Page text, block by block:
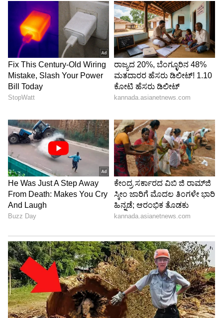
ಕೂದಲಿನ ಉದ್ದ ಮತ್ತು ತುದಿಗಳಿಗೂ ಎಣ್ಣೆ ಹಚ್ಚಿ:ನೆತ್ತಿಯ
ಭಾಗಕ್ಕೆ ಮಾತ್ರವಲ್ಲದೆ, ಕೂದಲಿನ ಉದ್ದ ಮತ್ತು ತುದಿಗಳಿಗೂ
ಎಣ್ಣೆ ಹಚ್ಚಿ. ಇದು ಶುಷ್ಕತೆ ಮತ್ತು ಸೀಳಿದ ತುದಿಗಳ
ಸಮಸ್ಯೆಯನ್ನು ಕಡಿಮೆ ಮಾಡುತ್ತದೆ.
ಎಣ್ಣೆ ಹಚ್ಚಿದ ನಂತರ ಏನು ಮಾಡಬೇಕು?
ರಾತ್ರಿ ಎಣ್ಣೆ ಹಚ್ಚಿದ್ದರೆ, ನಿಮ್ಮ ಕೂದಲನ್ನು ತಿಳಿ ರೇಷ್ಮೆ
ಬಟ್ಟೆಯಿಂದ ಕವರ್ ಮಾಡಿ ಅಥವಾ ಶವರ್ ಕ್ಯಾಪ್ ಧರಿಸಿ.
ಹಗಲಿನಲ್ಲಿ ಹಚ್ಚಿದ್ದರೆ, ಕನಿಷ್ಠ 1-2 ಗಂಟೆಗಳ ಕಾಲ ಹಾಗೆಯೇ
ಬಿಡಿ.
ಹೆಚ್ಚಿನ ಜನರಿಗೆ ವಾರಕ್ಕೆ 1 ರಿಂದ 2 ಬಾರಿ ಎಣ್ಣೆ ಹಚ್ಚುವುದು
ಸಾಕು. ಆಗಾಗ್ಗೆ ಎಣ್ಣೆ ಹಚ್ಚುವುದರಿಂದ ಕೂದಲಿನಲ್ಲಿ ಜಿಡ್ಡು
ಮತ್ತು ಧೂಳು ಸಂಗ್ರಹವಾಗಬಹುದು, ಇದು ನೆತ್ತಿಯನ್ನು
ಮುಚ್ಚಿಕೊಳ್ಳಬಹುದು.